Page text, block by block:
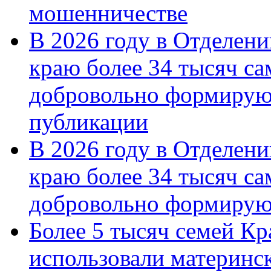
мошенничестве
В 2026 году в
краю более 34 тысяч
добровольно
публикации
В 2026 году в
краю более 34 тысяч
добровольно
Более 5 тысяч семей
использовали